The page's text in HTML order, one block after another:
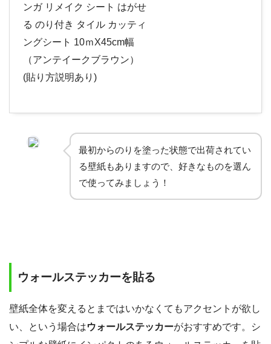
ンガ リメイク シート はがせ
る のり付き タイル カッティ
ングシート 10ｍX45cm幅
（アンテイークブラウン）
(貼り方説明あり)
最初からのりを塗った状態で出荷されてい
る壁紙もありますので、好きなものを選ん
で使ってみましょう！
ウォールステッカーを貼る
壁紙全体を変えるとまではいかなくてもアクセントが欲し
い、という場合はウォールステッカーがおすすめです。シ